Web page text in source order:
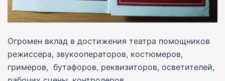
Огромен вклад в достижения театра помощников
режиссера, звукооператоров, костюмеров,
гримеров, бутафоров, реквизиторов, осветителей,